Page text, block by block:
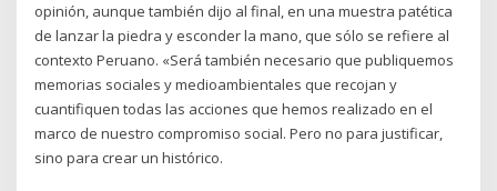
opinión, aunque también dijo al final, en una muestra patética
de lanzar la piedra y esconder la mano, que sólo se refiere al
contexto Peruano. «Será también necesario que publiquemos
memorias sociales y medioambientales que recojan y
cuantifiquen todas las acciones que hemos realizado en el
marco de nuestro compromiso social. Pero no para justificar,
sino para crear un histórico.